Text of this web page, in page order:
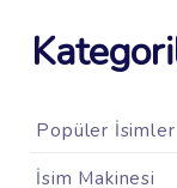
Popüler İsimler
İsim Makinesi